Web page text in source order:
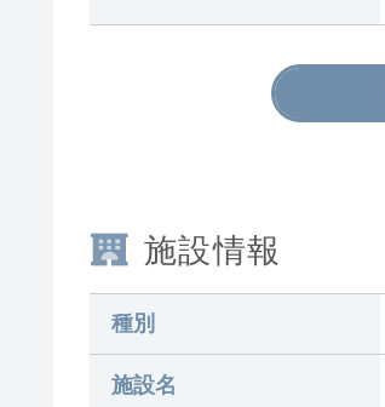
施設情報
種別
施設名